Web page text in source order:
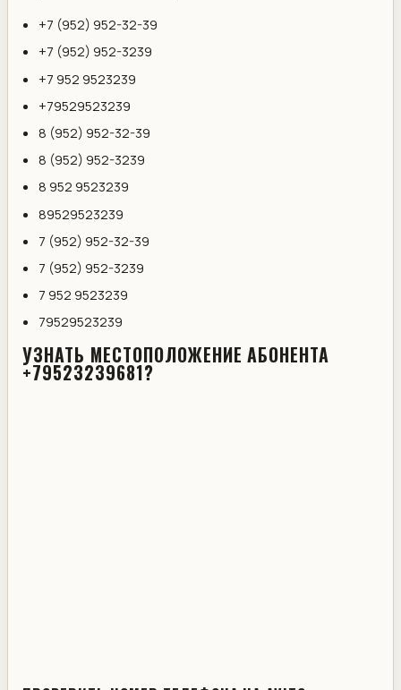
+7 (952) 952-32-39
+7 (952) 952-3239
+7 952 9523239
+79529523239
8 (952) 952-32-39
8 (952) 952-3239
8 952 9523239
89529523239
7 (952) 952-32-39
7 (952) 952-3239
7 952 9523239
79529523239
УЗНАТЬ МЕСТОПОЛОЖЕНИЕ АБОНЕНТА
+79523239681?